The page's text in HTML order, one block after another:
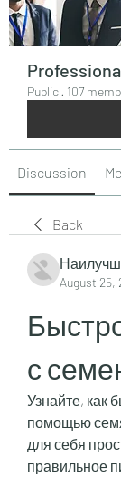
Public · 107
Discussion
Back
August 25,
с
Узнайте, как
помощью
для себя
правильное